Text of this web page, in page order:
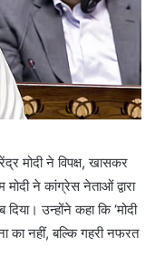
मोदी ने विपक्ष, खासकर
ने कांग्रेस नेताओं द्वारा
उन्होंने कहा कि ‘मोदी
का नहीं, बल्कि गहरी नफरत